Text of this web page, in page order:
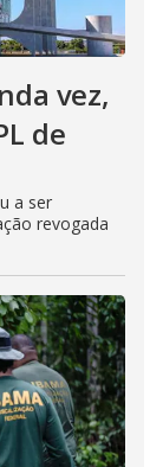
vez,
de
a ser
revogada